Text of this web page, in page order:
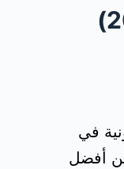
في
أفضل